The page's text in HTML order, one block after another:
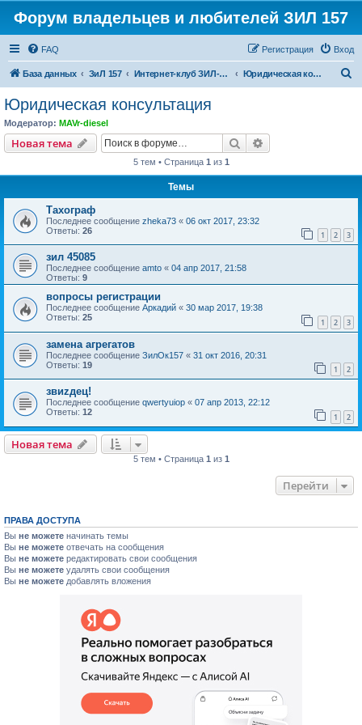
Форум владельцев и любителей ЗИЛ 157
FAQ Вход
Регистрация
База данных ЗиЛ 157 Интернет-клуб ЗИЛ-157 Юридическая консультация
Юридическая консультация
Модератор: MAVr-diesel
Новая тема Поиск
5 тем • Страница 1 из 1
Темы
Тахограф
Последнее сообщение zheka73 « 06 окт 2017, 23:32
Ответы: 26 1 2 3
зил 45085
Последнее сообщение amto « 04 апр 2017, 21:58
Ответы: 9
вопросы регистрации
Последнее сообщение Аркадий « 30 мар 2017, 19:38
Ответы: 25 1 2 3
замена агрегатов
Последнее сообщение ЗилОк157 « 31 окт 2016, 20:31
Ответы: 19 1 2
звиzдец!
Последнее сообщение qwertyuiop « 07 апр 2013, 22:12
Ответы: 12 1 2
Новая тема
5 тем • Страница 1 из 1
Перейти
ПРАВА ДОСТУПА
Вы не можете начинать темы
Вы не можете отвечать на сообщения
Вы не можете редактировать свои сообщения
Вы не можете удалять свои сообщения
Вы не можете добавлять вложения